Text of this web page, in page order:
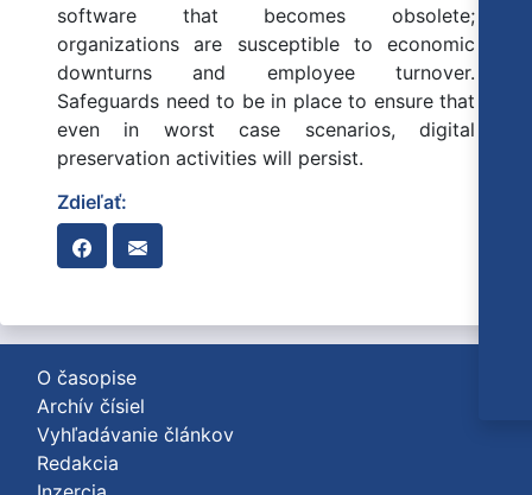
software that becomes obsolete;
organizations are susceptible to economic
downturns and employee turnover.
Safeguards need to be in place to ensure that
even in worst case scenarios, digital
preservation activities will persist.
Zdieľať:
O časopise
Archív čísiel
Vyhľadávanie článkov
Redakcia